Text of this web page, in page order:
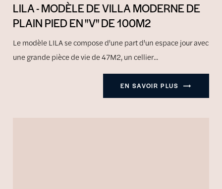
LILA - MODÈLE DE VILLA MODERNE DE
PLAIN PIED EN "V" DE 100M2
Le modèle LILA se compose d'une part d'un espace jour avec
une grande pièce de vie de 47M2, un cellier...
EN SAVOIR PLUS